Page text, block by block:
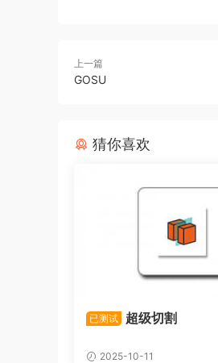
上一篇
GOSU
猜你喜欢
已测试 超级切割
2025-10-11